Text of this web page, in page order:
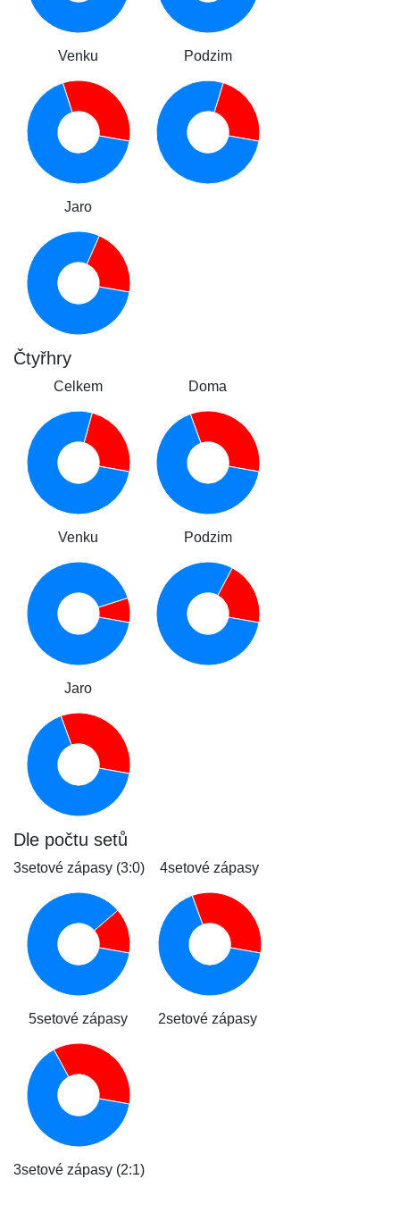
Venku Podzim
Jaro
Čtyřhry
Celkem Doma
Venku Podzim
Jaro
Dle počtu setů
3setové zápasy (3:0) 4setové zápasy
5setové zápasy 2setové zápasy
3setové zápasy (2:1)